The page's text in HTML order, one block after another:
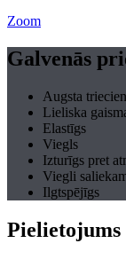
Zoom
Galvenās
Augsta
Lieliska
Elastīgs
Viegls
Izturīgs pret
Viegli
Ilgtspējīgs
Pielietojums